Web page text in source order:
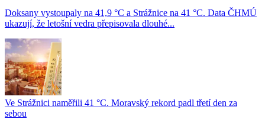
Doksany vystoupaly na 41,9 °C a Strážnice na 41 °C. Data ČHMÚ
ukazují, že letošní vedra přepisovala dlouhé...
Ve Strážnici naměřili 41 °C. Moravský rekord padl třetí den za
sebou